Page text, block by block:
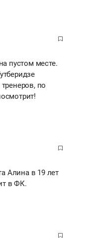
пустом месте.
по
Алина в 19 лет
в ФК.